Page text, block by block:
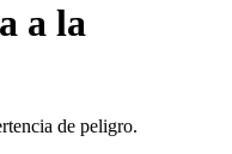
a la
de peligro.